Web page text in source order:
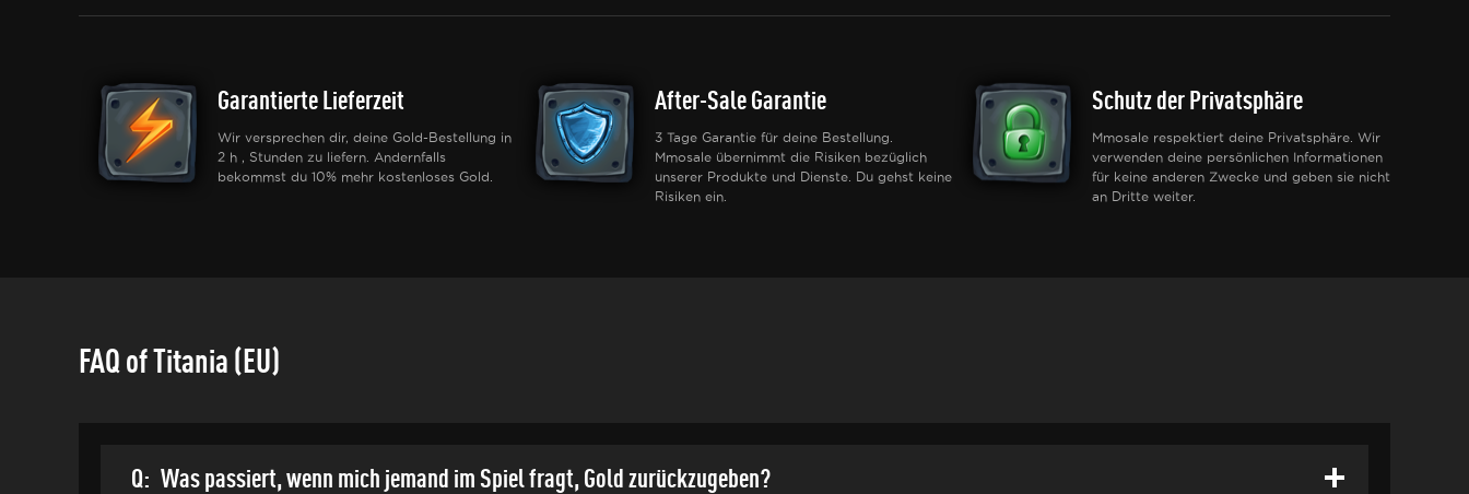
Garantierte Lieferzeit
Wir versprechen dir, deine Gold-Bestellung in
2 h , Stunden zu liefern. Andernfalls
bekommst du 10% mehr kostenloses Gold.
After-Sale Garantie
3 Tage Garantie für deine Bestellung.
Mmosale übernimmt die Risiken bezüglich
unserer Produkte und Dienste. Du gehst keine
Risiken ein.
Schutz der Privatsphäre
Mmosale respektiert deine Privatsphäre. Wir
verwenden deine persönlichen Informationen
für keine anderen Zwecke und geben sie nicht
an Dritte weiter.
FAQ of Titania (EU)
Q: Was passiert, wenn mich jemand im Spiel fragt, Gold zurückzugeben?